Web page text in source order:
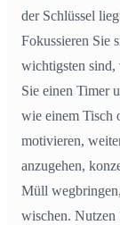
der Schlüssel
Fokussieren Sie
wichtigsten sind,
Sie einen Timer
wie einem Tisch
motivieren,
anzugehen,
Müll
wischen. Nutzen